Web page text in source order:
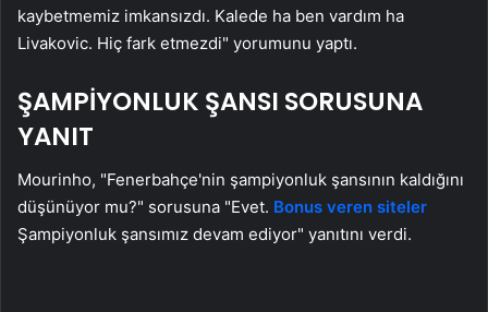
kaybetmemiz imkansızdı. Kalede ha ben vardım ha
Livakovic. Hiç fark etmezdi" yorumunu yaptı.
ŞAMPİYONLUK ŞANSI SORUSUNA
YANIT
Mourinho, "Fenerbahçe'nin şampiyonluk şansının kaldığını
düşünüyor mu?" sorusuna "Evet. Bonus veren siteler
Şampiyonluk şansımız devam ediyor" yanıtını verdi.